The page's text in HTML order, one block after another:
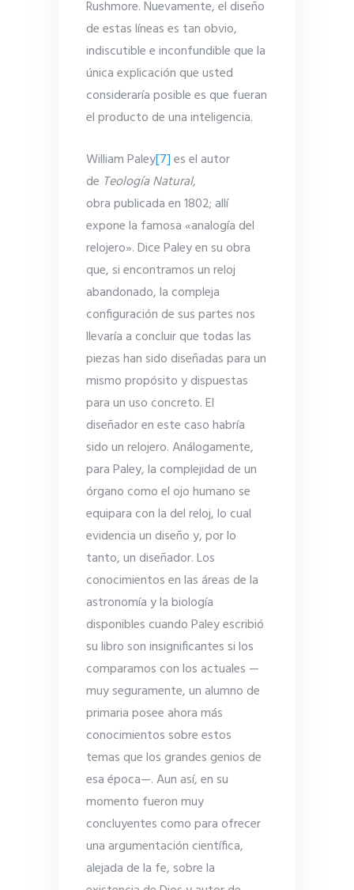
Rushmore. Nuevamente, el diseño
de estas líneas es tan obvio,
indiscutible e inconfundible que la
única explicación que usted
consideraría posible es que fueran
el producto de una inteligencia.
William Paley[7]es el autor
de Teología Natural,
obra publicada en 1802; allí
expone la famosa «analogía del
relojero». Dice Paley en su obra
que, si encontramos un reloj
abandonado, la compleja
configuración de sus partes nos
llevaría a concluir que todas las
piezas han sido diseñadas para un
mismo propósito y dispuestas
para un uso concreto. El
diseñador en este caso habría
sido un relojero. Análogamente,
para Paley, la complejidad de un
órgano como el ojo humano se
equipara con la del reloj, lo cual
evidencia un diseño y, por lo
tanto, un diseñador. Los
conocimientos en las áreas de la
astronomía y la biología
disponibles cuando Paley escribió
su libro son insignificantes si los
comparamos con los actuales —
muy seguramente, un alumno de
primaria posee ahora más
conocimientos sobre estos
temas que los grandes genios de
esa época—. Aun así, en su
momento fueron muy
concluyentes como para ofrecer
una argumentación científica,
alejada de la fe, sobre la